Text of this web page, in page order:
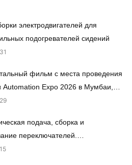
электродвигателей для
подогревателей сидений
31
фильм с места проведения
Automation Expo 2026 в Мумбаи,
29
подача, сборка и
переключателей.
сборочная машина.
15